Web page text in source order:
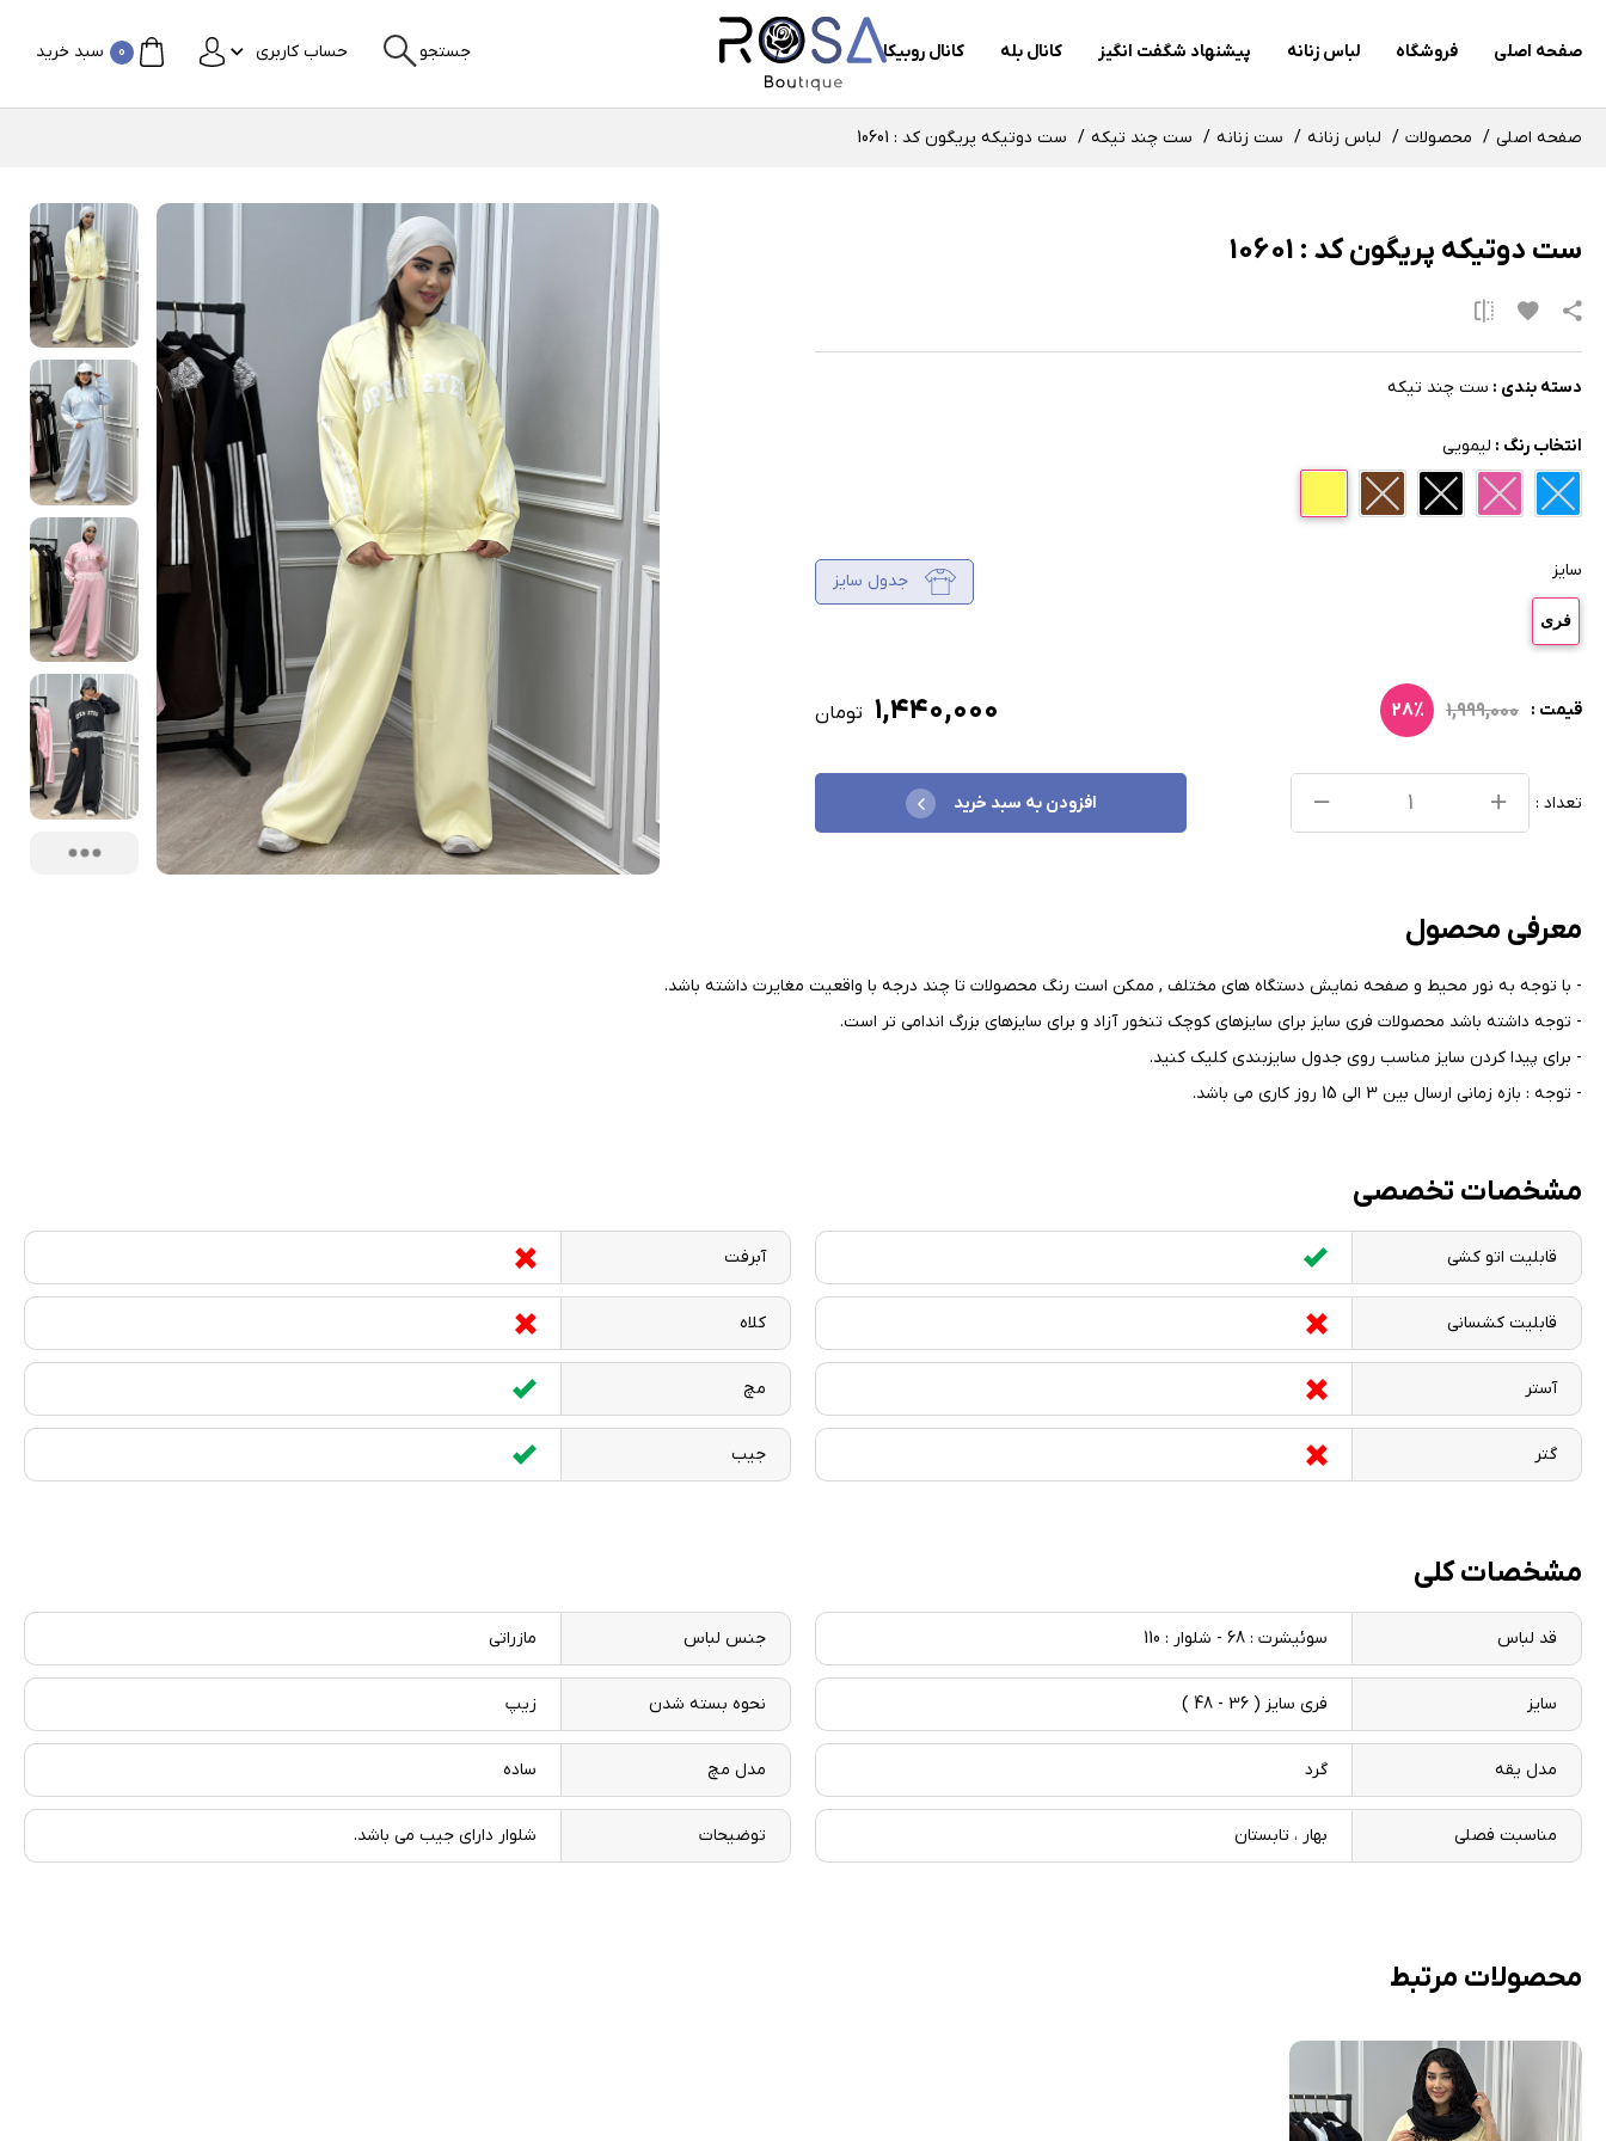
صفحه اصلی فروشگاه لباس زنانه پیشنهاد شگفت انگیز کانال بله کانال روبیکا جستجو حساب کاربری سبد خرید 0
صفحه اصلی محصولات لباس زنانه ست زنانه ست چند تیکه ست دوتیکه پریگون کد : 10601
ست دوتیکه پریگون کد : 10601
دسته بندی : ست چند تیکه
انتخاب رنگ : لیمویی
سایز جدول سایز
فری
قیمت : ۱,۹۹۹,۰۰۰ ۲۸٪ ۱,۴۴۰,۰۰۰ تومان
تعداد : افزودن به سبد خرید
معرفی محصول
- با توجه به نور محیط و صفحه نمایش دستگاه های مختلف , ممکن است رنگ محصولات تا چند درجه با واقعیت مغایرت داشته باشد.
- توجه داشته باشد محصولات فری سایز برای سایزهای کوچک تنخور آزاد و برای سایزهای بزرگ اندامی تر است.
- برای پیدا کردن سایز مناسب روی جدول سایزبندی کلیک کنید.
- توجه : بازه زمانی ارسال بین 3 الی 15 روز کاری می باشد.
مشخصات تخصصی
قابلیت اتو کشی آبرفت
قابلیت کشسانی کلاه
آستر مچ
گتر جیب
مشخصات کلی
قد لباس سوئیشرت : 68 - شلوار : 110 جنس لباس مازراتی
سایز فری سایز ( 36 - 48 ) نحوه بسته شدن زیپ
مدل یقه گرد مدل مچ ساده
مناسبت فصلی بهار ، تابستان توضیحات شلوار دارای جیب می باشد.
محصولات مرتبط